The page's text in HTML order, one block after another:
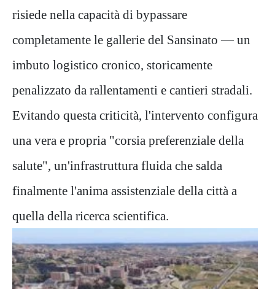
risiede nella capacità di bypassare
completamente le gallerie del Sansinato — un
imbuto logistico cronico, storicamente
penalizzato da rallentamenti e cantieri stradali.
Evitando questa criticità, l'intervento configura
una vera e propria "corsia preferenziale della
salute", un'infrastruttura fluida che salda
finalmente l'anima assistenziale della città a
quella della ricerca scientifica.